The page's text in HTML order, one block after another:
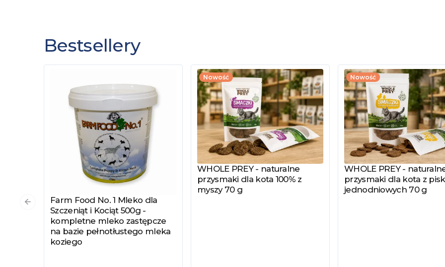
Bestsellery
Zobacz produkt
Farm Food No. 1 Mleko dla
Szczeniąt i Kociąt 500g -
kompletne mleko zastępcze
na bazie pełnotłustego mleka
koziego
Nowość
Zobacz produkt
WHOLE PREY - naturalne
przysmaki dla kota 100% z
myszy 70 g
Nowość
Zobacz produkt
WHOLE PREY -
przysmaki dla kota z
jednodniowych 70 g
Poprzedni slajd